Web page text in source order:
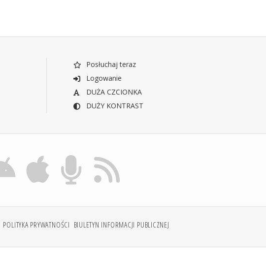
Posłuchaj teraz
Logowanie
DUŻA CZCIONKA
DUŻY KONTRAST
POLITYKA PRYWATNOŚCI BIULETYN INFORMACJI PUBLICZNEJ